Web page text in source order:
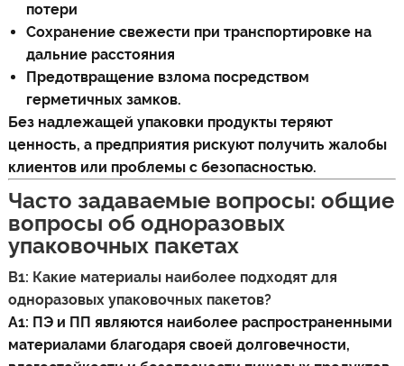
потери
Сохранение свежести при транспортировке на
дальние расстояния
Предотвращение взлома посредством
герметичных замков.
Без надлежащей упаковки продукты теряют
ценность, а предприятия рискуют получить жалобы
клиентов или проблемы с безопасностью.
Часто задаваемые вопросы: общие
вопросы об одноразовых
упаковочных пакетах
В1: Какие материалы наиболее подходят для
одноразовых упаковочных пакетов?
A1: ПЭ и ПП являются наиболее распространенными
материалами благодаря своей долговечности,